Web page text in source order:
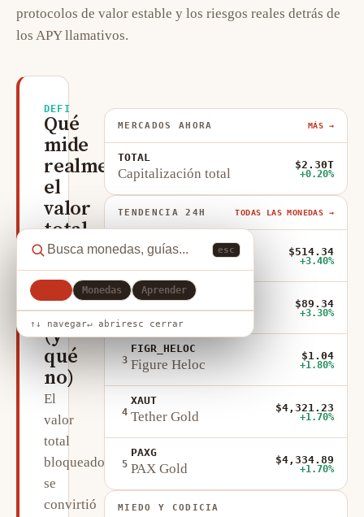
esc
Monedas Aprender
↑↓ navegar↵ abriresc cerrar
protocolos de valor estable y los riesgos reales detrás de
los APY llamativos.
DEFI
Qué
mide
realmente
el
valor
total
bloqueado
(TVL)
en
DeFi
(y
qué
no)
El
valor
total
bloqueado
se
convirtió
MERCADOS AHORA MÁS →
TOTAL
Capitalización total
$2.30T
+0.20%
TENDENCIA 24H TODAS LAS MONEDAS →
1
ZEC
Zcash
$514.34
+3.40%
2
OKB
OKB
$89.34
+3.30%
3
FIGR_HELOC
Figure Heloc
$1.04
+1.80%
4
XAUT
Tether Gold
$4,321.23
+1.70%
5
PAXG
PAX Gold
$4,334.89
+1.70%
MIEDO Y CODICIA